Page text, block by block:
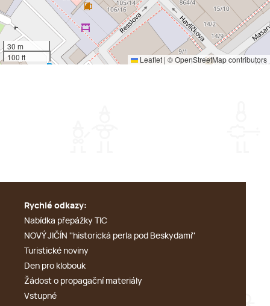
30 m
100 ft
Leaflet | ©OpenStreetMapcontributors
Rychlé odkazy:
Nabídka přepážky TIC
NOVÝ JIČÍN ''historická perla pod Beskydami''
Turistické noviny
Den pro klobouk
Žádost o propagační materiály
Vstupné